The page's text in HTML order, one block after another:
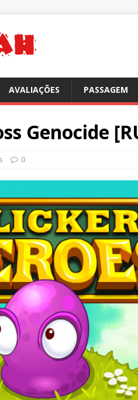
AVALIAÇÕES PASSAGEM
Genocide
0